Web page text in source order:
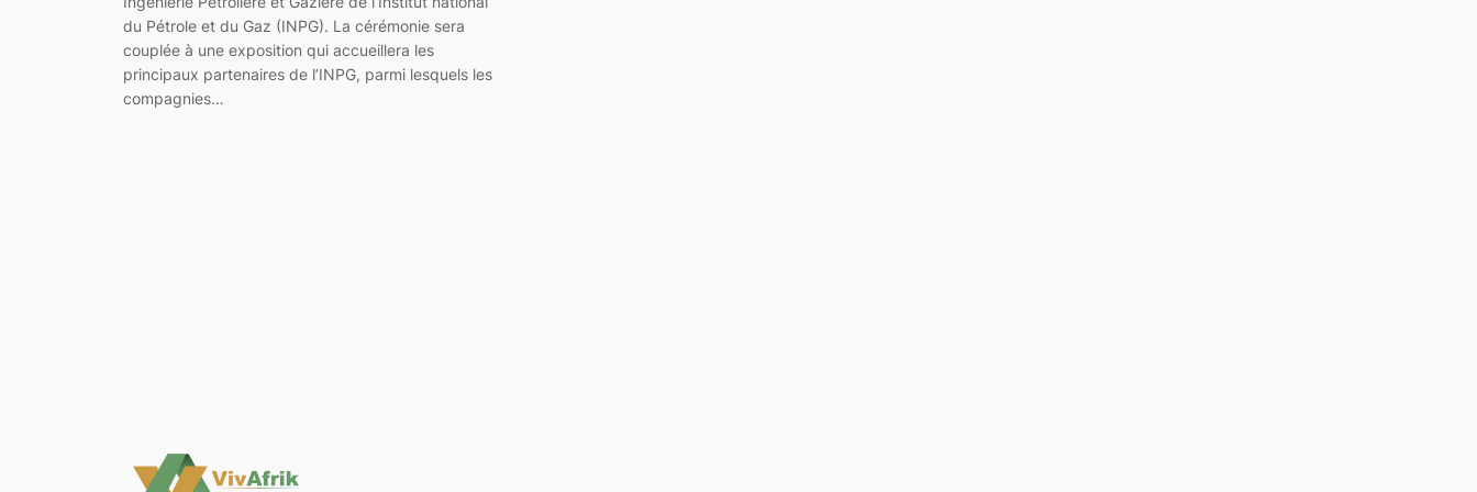
du Pétrole et du Gaz (INPG). La cérémonie sera
couplée à une exposition qui accueillera les
principaux partenaires de l’INPG, parmi lesquels les
compagnies…